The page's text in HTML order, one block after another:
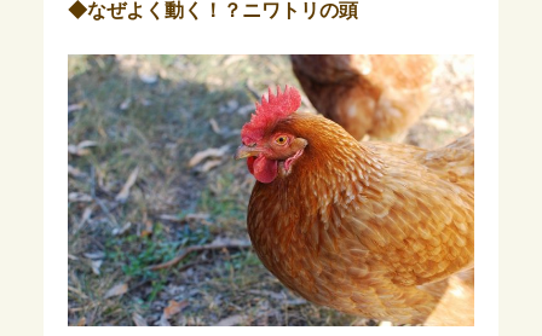
◆なぜよく動く！？ニワトリの頭